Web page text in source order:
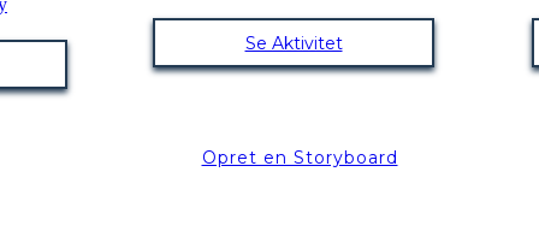
Se Aktivitet
Opret en Storyboard